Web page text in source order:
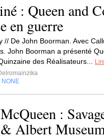
: Queen and
en guerre
// De John Boorman. Avec
John Boorman a présenté
des Réalisateurs...
NONE
:
Albert